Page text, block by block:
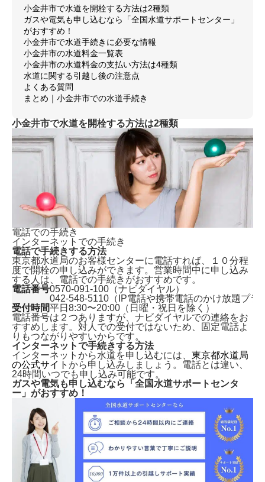
小金井市で水道を開栓する方法は2種類
ガスや電気も申し込むなら「全国水道サポートセンター」
がおすすめ！
小金井市で水道手続きに必要な情報
小金井市の水道料金一覧表
小金井市の水道料金の支払い方法は4種類
水道に関する引越し後の注意点
よくある質問
まとめ｜小金井市での水道手続き
小金井市で水道を開栓する方法は2種類
電話での手続き
インターネットでの手続き
電話で手続きする方法
東京都水道局のお客様センターに電話すれば、
１０分程
度で開栓の申し込みができます。 営業時間中に申し込み
する人は、電話での手続きがおすすめです。
電話番号0570-091-100（ナビダイヤル）
042-548-5110（IP電話や携帯電話のかけ放題プラ
受付時間平日8:30〜20:00（日曜・祝日を除く）
電話番号は２つありますが、ナビダイヤルでの連絡をお
すすめします。対人での受付ではないため、固定電話よ
りもつながりやすいからです。
インターネットで手続きする方法
インターネットから水道を申し込むには、 東京都水道局
の公式サイト から申し込みしましょう。電話とは違い、
24時間いつでも申し込み可能です。
ガスや電気も申し込むなら「全国水道サポートセンタ
ー」がおすすめ！